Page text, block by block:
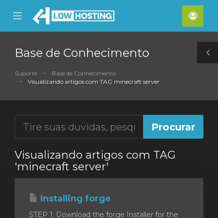
Mobile
Menu
Base de Conhecimento
Suporte
Base de Conhecimento
Visualizando artigos com TAG minecraft server
Visualizando artigos com TAG
'minecraft server'
Installing forge
STEP 1: Download the forge Installer for the